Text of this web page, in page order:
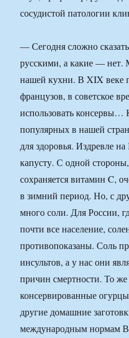
сосудистой патологии
— Сегодня сложно
русскими, а какие — нет.
нашей кухни. В XIX веке
французов, в советское
использовать
популярных в нашей
для здоровья. Издревле
капусту. С одной
сохраняется витамин C,
в зимний период. Но, с
много соли. Для России,
почти все население,
противопоказаны. Соль
инсультов, а у нас они
причин смертности. То
консервированные
другие домашние
международным нормам